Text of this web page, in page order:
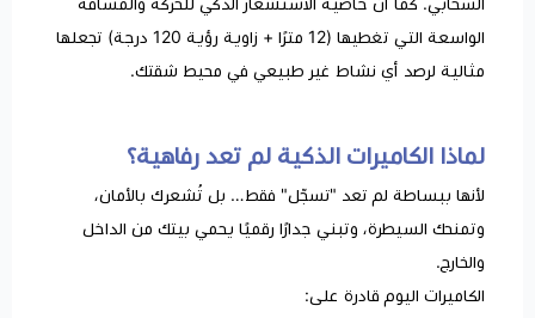
السحابي. كما أن خاصية الاستشعار الذكي للحركة والمسافة
الواسعة التي تغطيها (12 مترًا + زاوية رؤية 120 درجة) تجعلها
مثالية لرصد أي نشاط غير طبيعي في محيط شقتك.
لماذا الكاميرات الذكية لم تعد رفاهية؟
لأنها ببساطة لم تعد "تسجّل" فقط… بل تُشعرك بالأمان،
وتمنحك السيطرة، وتبني جدارًا رقميًا يحمي بيتك من الداخل
والخارج.
الكاميرات اليوم قادرة على: